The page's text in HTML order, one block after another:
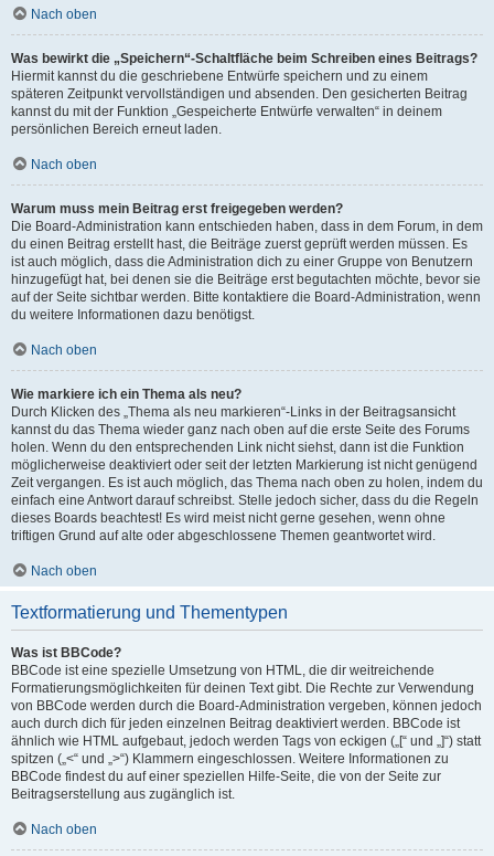
Nach oben
Was bewirkt die „Speichern“-Schaltfläche beim Schreiben eines Beitrags?
Hiermit kannst du die geschriebene Entwürfe speichern und zu einem
späteren Zeitpunkt vervollständigen und absenden. Den gesicherten Beitrag
kannst du mit der Funktion „Gespeicherte Entwürfe verwalten“ in deinem
persönlichen Bereich erneut laden.
Nach oben
Warum muss mein Beitrag erst freigegeben werden?
Die Board-Administration kann entschieden haben, dass in dem Forum, in dem
du einen Beitrag erstellt hast, die Beiträge zuerst geprüft werden müssen. Es
ist auch möglich, dass die Administration dich zu einer Gruppe von Benutzern
hinzugefügt hat, bei denen sie die Beiträge erst begutachten möchte, bevor sie
auf der Seite sichtbar werden. Bitte kontaktiere die Board-Administration, wenn
du weitere Informationen dazu benötigst.
Nach oben
Wie markiere ich ein Thema als neu?
Durch Klicken des „Thema als neu markieren“-Links in der Beitragsansicht
kannst du das Thema wieder ganz nach oben auf die erste Seite des Forums
holen. Wenn du den entsprechenden Link nicht siehst, dann ist die Funktion
möglicherweise deaktiviert oder seit der letzten Markierung ist nicht genügend
Zeit vergangen. Es ist auch möglich, das Thema nach oben zu holen, indem du
einfach eine Antwort darauf schreibst. Stelle jedoch sicher, dass du die Regeln
dieses Boards beachtest! Es wird meist nicht gerne gesehen, wenn ohne
triftigen Grund auf alte oder abgeschlossene Themen geantwortet wird.
Nach oben
Textformatierung und Thementypen
Was ist BBCode?
BBCode ist eine spezielle Umsetzung von HTML, die dir weitreichende
Formatierungsmöglichkeiten für deinen Text gibt. Die Rechte zur Verwendung
von BBCode werden durch die Board-Administration vergeben, können jedoch
auch durch dich für jeden einzelnen Beitrag deaktiviert werden. BBCode ist
ähnlich wie HTML aufgebaut, jedoch werden Tags von eckigen („[“ und „]“) statt
spitzen („<“ und „>“) Klammern eingeschlossen. Weitere Informationen zu
BBCode findest du auf einer speziellen Hilfe-Seite, die von der Seite zur
Beitragserstellung aus zugänglich ist.
Nach oben